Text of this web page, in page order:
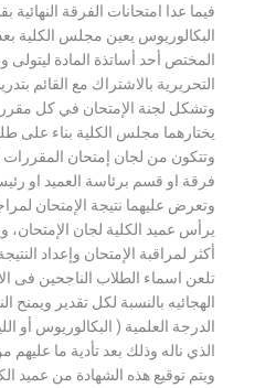
فيما عدا امتحانات الفرقة
البكالوريوس يعين مجلس الكلية
المختص أحد أساتذة المادة
التحريرية بالاشتراك مع القائم
وتشكل لجنة الإمتحان في كل
يختارهما مجلس الكلية بناء على
وتتكون من لجان إمتحان
فرقة او قسم برئاسة العميد او
وتعرض عليهما نتيجة الإمتحان
يرأس عميد الكلية لجان
أكثر لمراقبة الإمتحان وإعداد
تلعن اسماء الطلاب الناجحين فى
الهجائيه بالنسبة لكل تقدير ويمنح
الدرجة العلمية ( البكالوريوس أو
الذي ناله وذلك بعد تأدية ما
ويتم توقيع هذه الشهادة من عميد